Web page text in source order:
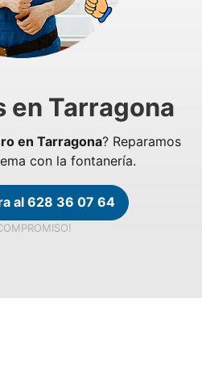
en Tarragona
en Tarragona? Reparamos
con la fontanería.
al 628 36 07 64